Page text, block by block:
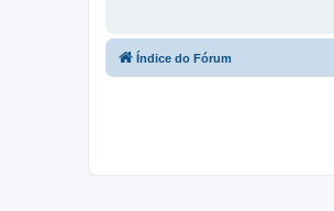
Índice do Fórum